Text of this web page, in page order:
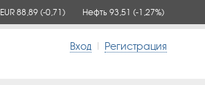
EUR 88,89 (-0,71) Нефть 93,51 (-1,27%)
Вход | Регистрация